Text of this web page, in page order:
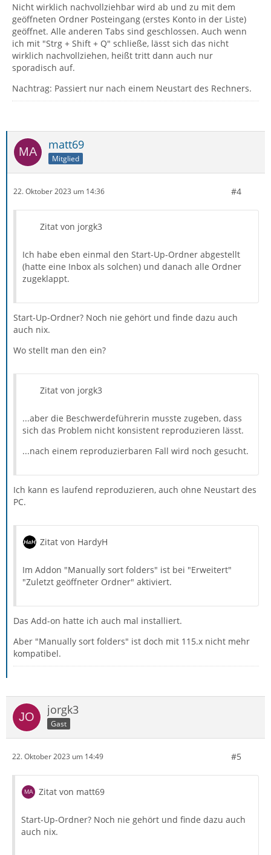
Nicht wirklich nachvollziehbar wird ab und zu mit dem
geöffneten Ordner Posteingang (erstes Konto in der Liste)
geöffnet. Alle anderen Tabs sind geschlossen. Auch wenn
ich mit "Strg + Shift + Q" schließe, lässt sich das nicht
wirklich nachvollziehen, heißt tritt dann auch nur
sporadisch auf.
Nachtrag: Passiert nur nach einem Neustart des Rechners.
matt69
Mitglied
22. Oktober 2023 um 14:36 #4
Zitat von jorgk3
Ich habe eben einmal den Start-Up-Ordner abgestellt
(hatte eine Inbox als solchen) und danach alle Ordner
zugeklappt.
Start-Up-Ordner? Noch nie gehört und finde dazu auch
auch nix.
Wo stellt man den ein?
Zitat von jorgk3
...aber die Beschwerdeführerin musste zugeben, dass
sich das Problem nicht konsistent reproduzieren lässt.
...nach einem reproduzierbaren Fall wird noch gesucht.
Ich kann es laufend reproduzieren, auch ohne Neustart des
PC.
Zitat von HardyH
Im Addon "Manually sort folders" ist bei "Erweitert"
"Zuletzt geöffneter Ordner" aktiviert.
Das Add-on hatte ich auch mal installiert.
Aber "Manually sort folders" ist doch mit 115.x nicht mehr
kompatibel.
jorgk3
Gast
22. Oktober 2023 um 14:49 #5
Zitat von matt69
Start-Up-Ordner? Noch nie gehört und finde dazu auch
auch nix.